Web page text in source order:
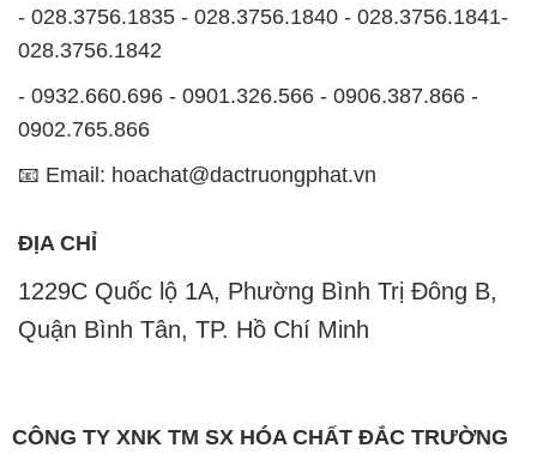
- 028.3756.1835 - 028.3756.1840 - 028.3756.1841-
028.3756.1842
- 0932.660.696 - 0901.326.566 - 0906.387.866 -
0902.765.866
📧 Email: hoachat@dactruongphat.vn
ĐỊA CHỈ
1229C Quốc lộ 1A, Phường Bình Trị Đông B,
Quận Bình Tân, TP. Hồ Chí Minh
CÔNG TY XNK TM SX HÓA CHẤT ĐẮC TRƯỜNG